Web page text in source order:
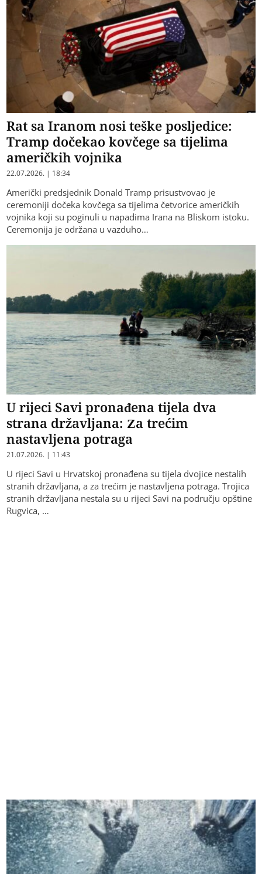
Rat sa Iranom nosi teške posljedice:
Tramp dočekao kovčege sa tijelima
američkih vojnika
22.07.2026. | 18:34
Američki predsjednik Donald Tramp prisustvovao je
ceremoniji dočeka kovčega sa tijelima četvorice američkih
vojnika koji su poginuli u napadima Irana na Bliskom istoku.
Ceremonija je održana u vazduho…
U rijeci Savi pronađena tijela dva
strana državljana: Za trećim
nastavljena potraga
21.07.2026. | 11:43
U rijeci Savi u Hrvatskoj pronađena su tijela dvojice nestalih
stranih državljana, a za trećim je nastavljena potraga. Trojica
stranih državljana nestala su u rijeci Savi na području opštine
Rugvica, …